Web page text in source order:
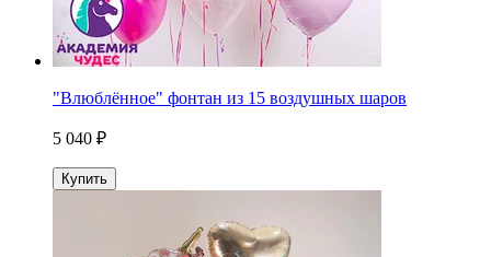
"Влюблённое" фонтан из 15 воздушных шаров
5 040 ₽
Купить